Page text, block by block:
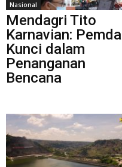
Nasional
Mendagri Tito
Karnavian: Pemda
Kunci dalam
Penanganan
Bencana